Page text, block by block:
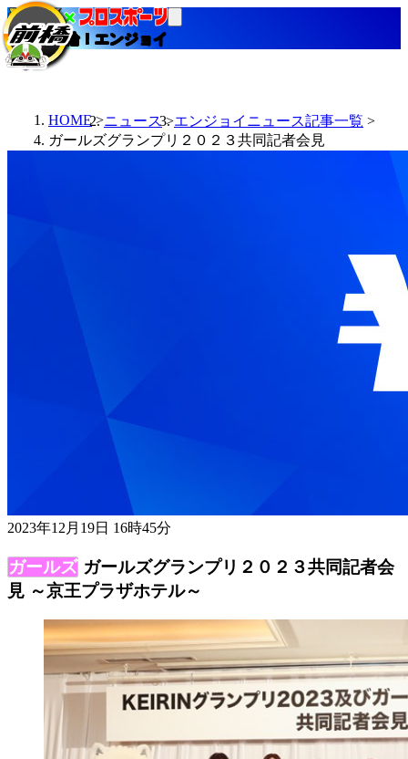
当たる競輪！エンジョイ
HOME ニュース
エンジョイニュース記事一覧
ガールズグランプリ２０２３共同記者会見
2023年12月19日 16時45分
ガールズグランプリ２０２３共同記者会
見 ～京王プラザホテル～